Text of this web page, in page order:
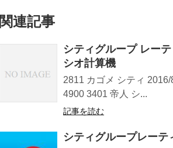
関連記事
シティグループ レー
シオ計算機
2811 カゴメ シティ
4900 3401 帝人 シ...
記事を読む
シティグループレーテ